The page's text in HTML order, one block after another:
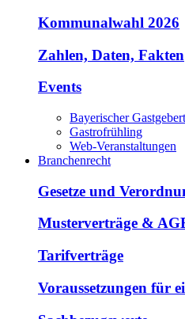
Kommunalwahl 2026
Zahlen, Daten, Fakten
Events
Bayerischer
Gastrofrühling
Web-Veranstaltungen
Branchenrecht
Gesetze und
Musterverträge &
Tarifverträge
Voraussetzungen für